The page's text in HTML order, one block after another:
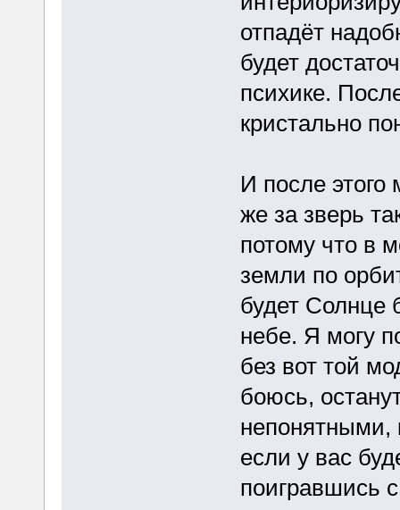
отпадёт
будет
психике.
кристально
И после этого
же за зверь
потому что в
земли по
будет Солнце
небе. Я могу
без вот той
боюсь,
непонятными,
если у вас
поигравшись